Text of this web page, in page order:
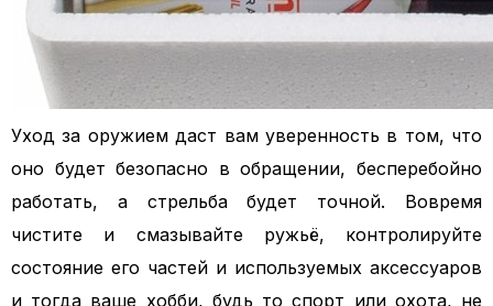
Уход за оружием даст вам уверенность в том, что
оно будет безопасно в обращении, бесперебойно
работать, а стрельба будет точной. Вовремя
чистите и смазывайте ружьё, контролируйте
состояние его частей и используемых аксессуаров
и тогда ваше хобби, будь то спорт или охота, не